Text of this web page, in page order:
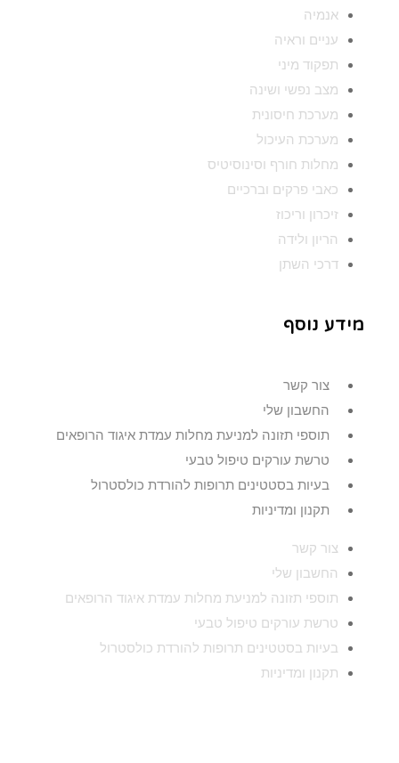
אנמיה
עניים וראיה
תפקוד מיני
מצב נפשי ושינה
מערכת חיסונית
מערכת העיכול
מחלות חורף וסינוסיטיס
כאבי פרקים וברכיים
זיכרון וריכוז
הריון ולידה
דרכי השתן
מידע נוסף
צור קשר
החשבון שלי
תוספי תזונה למניעת מחלות עמדת איגוד הרופאים
טרשת עורקים טיפול טבעי
בעיות בסטטינים תרופות להורדת כולסטרול
תקנון ומדיניות
צור קשר
החשבון שלי
תוספי תזונה למניעת מחלות עמדת איגוד הרופאים
טרשת עורקים טיפול טבעי
בעיות בסטטינים תרופות להורדת כולסטרול
תקנון ומדיניות